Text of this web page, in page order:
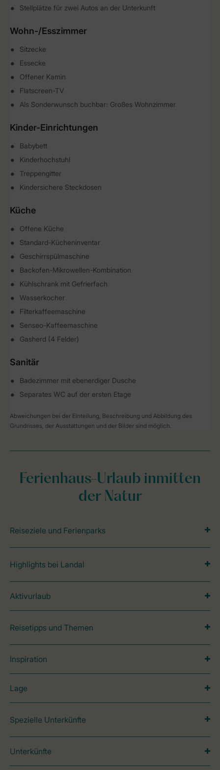
Stellplätze für zwei Autos an der Unterkunft
Wohn-/Esszimmer
Sitzecke
Essecke
Offener Kamin
Flatscreen-TV
Als Sonderwunsch buchbar: Großes Wohnzimmer
Kinder-Einrichtungen
Babybett
Kinderhochstuhl
Treppengitter
Kindersichere Steckdosen
Küche
Offene Küche
Standard-Kücheninventar
Geschirrspülmaschine
Backofen-Mikrowellen-Kombination
Kühlschrank mit Gefrierfach
Wasserkocher
Filterkaffeemaschine
Senseo-Kaffeemaschine
Gasherd (4 Felder)
Sanitär
Badezimmer mit ebenerdiger Dusche
Separates WC auf der ersten Etage
Abweichungen bei der Einteilung, Beschreibung und Abbildung des
Grundrisses, der Ausstattungen und der Bilder sind möglich.
Ferienhaus-Urlaub inmitten
der Natur
Reiseziele und Ferienparks
Highlights bei Landal
Aktivurlaub
Reisetipps und Themen
Inspiration
Lage
Spezielle Unterkünfte
Unterkünfte